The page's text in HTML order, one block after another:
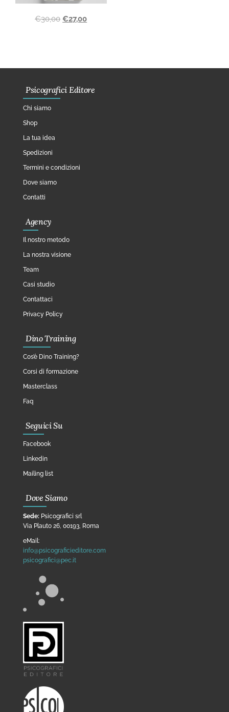
€30,00 €27,00
Psicografici Editore
Chi siamo
Shop
La tua idea
Spedizioni
Termini e condizioni
Dove siamo
Contatti
Agency
Il nostro metodo
La nostra visione
Team
Casi studio
Contattaci
Privacy Policy
Dino Training
Cos’è Dino Training?
Corsi di formazione
Masterclass
Faq
Seguici Su
Facebook
Linkedin
Mailing list
Dove Siamo
Sede: Psicografici srl
Via Plauto 26, 00193, Roma
eMail:
info@psicograficieditore.com
psicografici@pec.it